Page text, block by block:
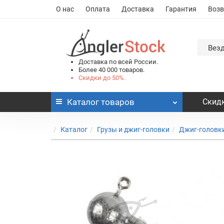
О нас Оплата Доставка Гарантия
Доставка по всей России.
Более 40 000 товаров.
Скидки до 50%.
Каталог товаров
Каталог Грузы и джиг-головки Джиг-